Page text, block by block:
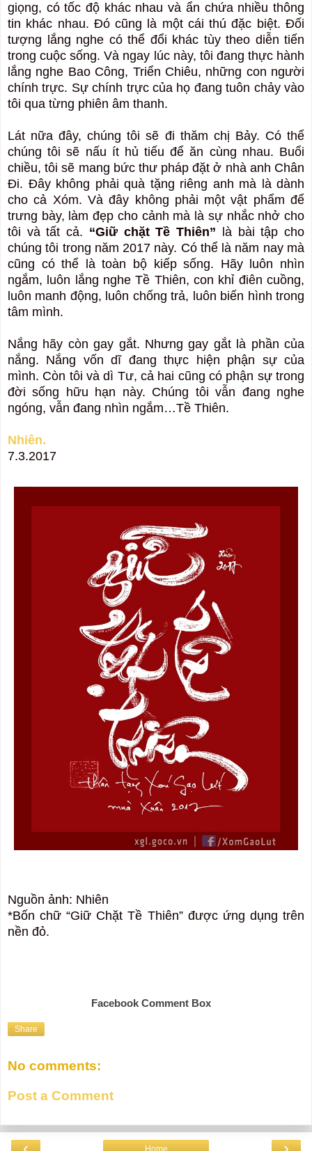
giọng, có tốc độ khác nhau và ẩn chứa nhiều thông
tin khác nhau. Đó cũng là một cái thú đặc biệt. Đối
tượng lắng nghe có thể đổi khác tùy theo diễn tiến
trong cuộc sống. Và ngay lúc này, tôi đang thực hành
lắng nghe Bao Công, Triển Chiêu, những con người
chính trực. Sự chính trực của họ đang tuôn chảy vào
tôi qua từng phiên âm thanh.
Lát nữa đây, chúng tôi sẽ đi thăm chị Bảy. Có thể
chúng tôi sẽ nấu ít hủ tiếu để ăn cùng nhau. Buổi
chiều, tôi sẽ mang bức thư pháp đặt ở nhà anh Chân
Đi. Đây không phải quà tặng riêng anh mà là dành
cho cả Xóm. Và đây không phải một vật phẩm để
trưng bày, làm đẹp cho cảnh mà là sự nhắc nhở cho
tôi và tất cả. “Giữ chặt Tề Thiên” là bài tập cho
chúng tôi trong năm 2017 này. Có thể là năm nay mà
cũng có thể là toàn bộ kiếp sống. Hãy luôn nhìn
ngắm, luôn lắng nghe Tề Thiên, con khỉ điên cuồng,
luôn manh động, luôn chống trả, luôn biến hình trong
tâm mình.
Nắng hãy còn gay gắt. Nhưng gay gắt là phần của
nắng. Nắng vốn dĩ đang thực hiện phận sự của
mình. Còn tôi và dì Tư, cả hai cũng có phận sự trong
đời sống hữu hạn này. Chúng tôi vẫn đang nghe
ngóng, vẫn đang nhìn ngắm…Tề Thiên.
Nhiên.
7.3.2017
Nguồn ảnh: Nhiên
*Bốn chữ “Giữ Chặt Tề Thiên” được ứng dụng trên
nền đỏ.
Facebook Comment Box
Share
No comments:
Post a Comment
Home